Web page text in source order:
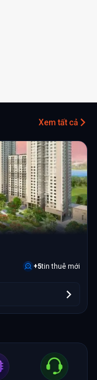
Xem tất cả
+5tin thuê mới